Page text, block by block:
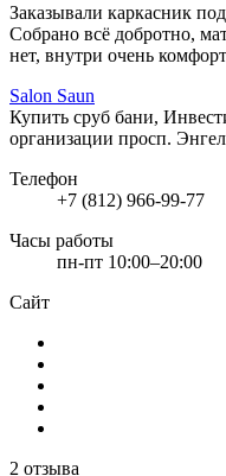
Заказывали каркасник
Собрано всё добротно,
нет, внутри очень
Salon Saun
Купить сруб бани,
организации просп.
Телефон
+7 (812) 966-99-77
Часы работы
пн-пт 10:00–20:00
Сайт
2 отзыва